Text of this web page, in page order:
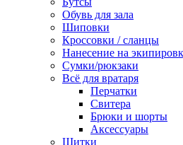
Обувь для зала
Шиповки
Кроссовки / сланцы
Нанесение на
Сумки/рюкзаки
Всё для вратаря
Перчатки
Cвитера
Брюки и шорты
Аксессуары
Щитки